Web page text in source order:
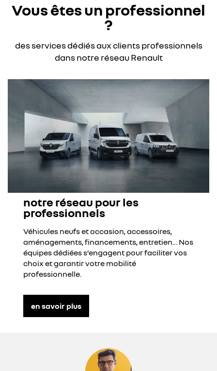
Vous êtes un professionnel
?
des services dédiés aux clients professionnels
dans notre réseau Renault
notre réseau pour les
professionnels
Véhicules neufs et occasion, accessoires,
aménagements, financements, entretien… Nos
équipes dédiées s’engagent pour faciliter vos
choix et garantir votre mobilité
professionnelle.
en savoir plus